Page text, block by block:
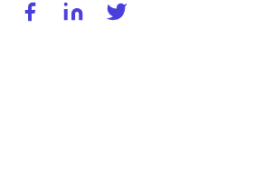
Udostępnij wpis na facebooku
Udostępnij wpis na linkedIn